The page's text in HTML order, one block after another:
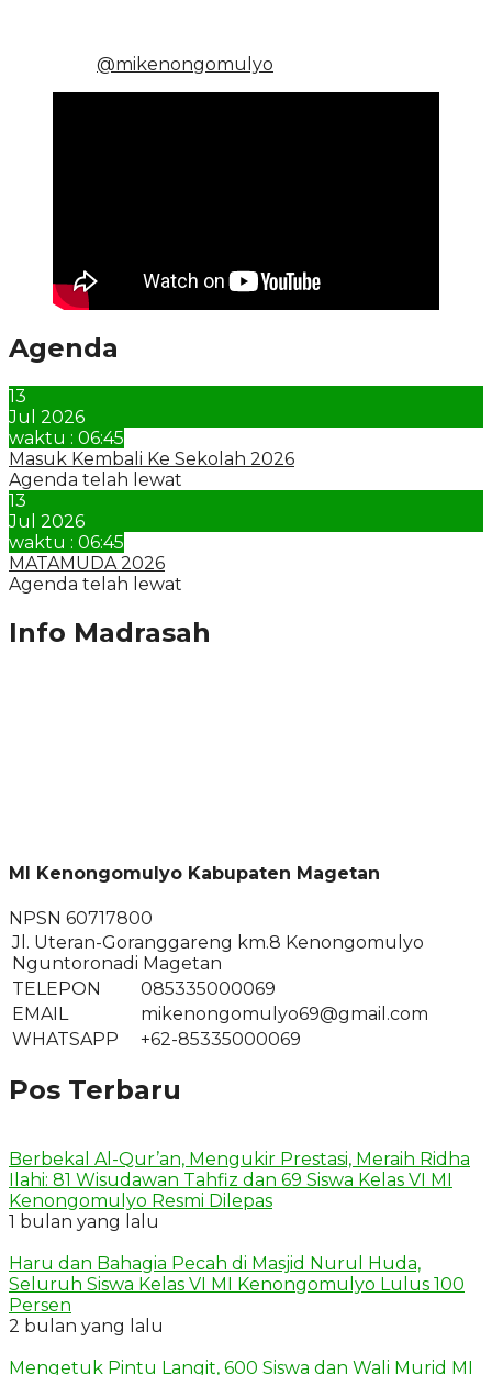
@mikenongomulyo
Agenda
13
Jul 2026
waktu : 06:45
Masuk Kembali Ke Sekolah 2026
Agenda telah lewat
13
Jul 2026
waktu : 06:45
MATAMUDA 2026
Agenda telah lewat
Info Madrasah
MI Kenongomulyo Kabupaten Magetan
NPSN 60717800
Jl. Uteran-Goranggareng km.8 Kenongomulyo
Nguntoronadi Magetan
TELEPON
085335000069
EMAIL
mikenongomulyo69@gmail.com
WHATSAPP
+62-85335000069
Pos Terbaru
Berbekal Al-Qur’an, Mengukir Prestasi, Meraih Ridha
Ilahi: 81 Wisudawan Tahfiz dan 69 Siswa Kelas VI MI
Kenongomulyo Resmi Dilepas
1 bulan yang lalu
Haru dan Bahagia Pecah di Masjid Nurul Huda,
Seluruh Siswa Kelas VI MI Kenongomulyo Lulus 100
Persen
2 bulan yang lalu
Mengetuk Pintu Langit, 600 Siswa dan Wali Murid MI